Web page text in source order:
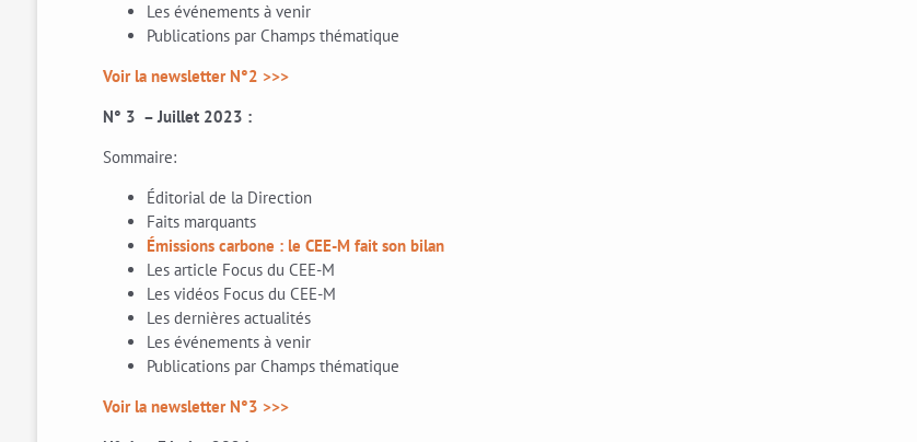
Les événements à venir
Publications par Champs thématique
Voir la newsletter N°2 >>>
N° 3 – Juillet 2023 :
Sommaire:
Éditorial de la Direction
Faits marquants
Émissions carbone : le CEE-M fait son bilan
Les article Focus du CEE-M
Les vidéos Focus du CEE-M
Les dernières actualités
Les événements à venir
Publications par Champs thématique
Voir la newsletter N°3 >>>